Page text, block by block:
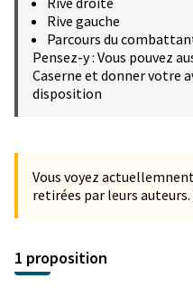
Rive gauche
Parcours du
Pensez-y : Vous pouvez
Caserne et donner votre
disposition
Vous voyez
retirées par leurs auteurs.
1 proposition